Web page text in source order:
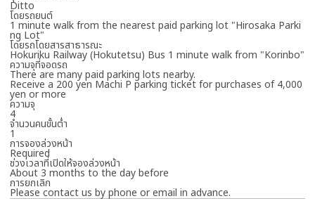
Ditto
โดยรถยนต์
1 minute walk from the nearest paid parking lot "Hirosaka Parki
ng Lot"
โดยรถโดยสารสาธารณะ
Hokuriku Railway (Hokutetsu) Bus 1 minute walk from "Korinbo"
ความจุที่จอดรถ
There are many paid parking lots nearby.
Receive a 200 yen Machi P parking ticket for purchases of 4,000
yen or more
ความจุ
4
จำนวนคนขั้นต่ำ
1
การจองล่วงหน้า
Required
ช่วงเวลาที่เปิดให้จองล่วงหน้า
About 3 months to the day before
การยกเลิก
Please contact us by phone or email in advance.
โปรดกรอกรายละเอียดกิจกรรม
มีหัวข้อที่ยังไม่ได้กรอก
ทางผู้จัดจะตอบกลับคุณอีกครั้ง ดังนั้นจึงโปรดรอสักระยะ
*ยังไม่ได้ยืนยันการจอง